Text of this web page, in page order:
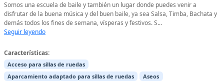
Somos una escuela de baile y también un lugar donde puedes venir a
disfrutar de la buena música y del buen baile, ya sea Salsa, Timba, Bachata y
demás todos los fines de semana, vísperas y festivos. S...
Seguir leyendo
Características:
Acceso para sillas de ruedas
Aparcamiento adaptado para sillas de ruedas
Aseos